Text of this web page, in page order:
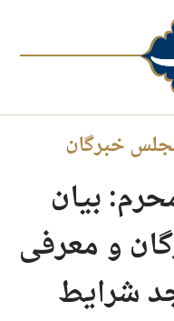
خبرگان
بیان
و معرفی
شرایط